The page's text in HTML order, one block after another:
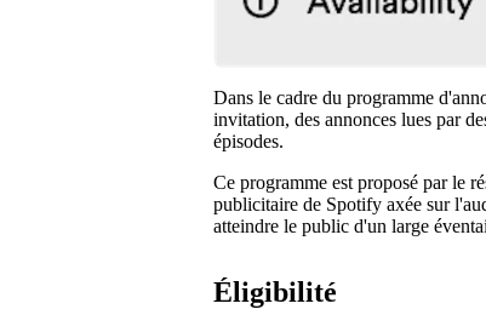
Dans le cadre du programme
invitation, des annonces lues par
épisodes.
Ce programme est proposé par le
publicitaire de Spotify axée sur
atteindre le public d'un large
Éligibilité